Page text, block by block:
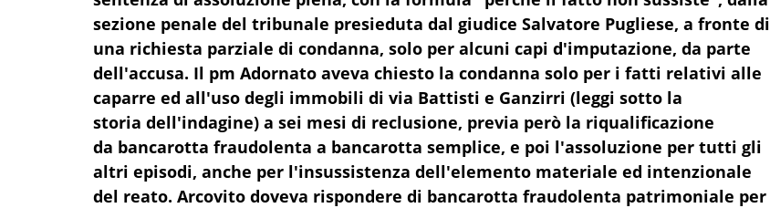
sezione penale del tribunale presieduta dal giudice Salvatore Pugliese, a fronte di
una richiesta parziale di condanna, solo per alcuni capi d'imputazione, da parte
dell'accusa. Il pm Adornato aveva chiesto la condanna solo per i fatti relativi alle
caparre ed all'uso degli immobili di via Battisti e Ganzirri (leggi sotto la
storia dell'indagine) a sei mesi di reclusione, previa però la riqualificazione
da bancarotta fraudolenta a bancarotta semplice, e poi l'assoluzione per tutti gli
altri episodi, anche per l'insussistenza dell'elemento materiale ed intenzionale
del reato. Arcovito doveva rispondere di bancarotta fraudolenta patrimoniale per